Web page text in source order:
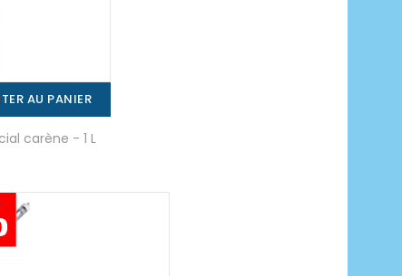
AU PANIER
carène - 1 L